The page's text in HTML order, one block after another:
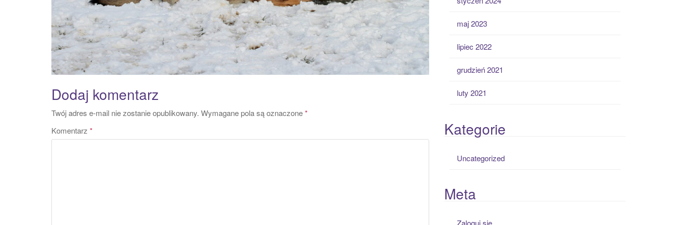
Dodaj komentarz
Twój adres e-mail nie zostanie opublikowany. Wymagane pola są oznaczone*
Komentarz *
maj 2023
lipiec 2022
grudzień 2021
luty 2021
Kategorie
Uncategorized
Meta
Zaloguj się